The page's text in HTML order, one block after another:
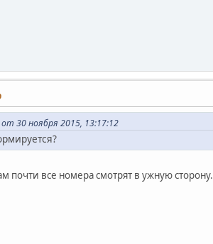
30 ноября 2015, 13:17:12
почти все номера смотрят в ужную сторону.